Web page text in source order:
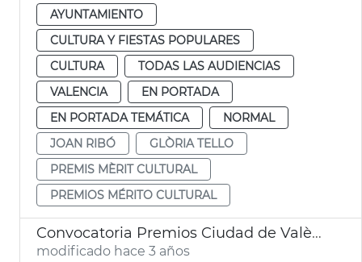
AYUNTAMIENTO
CULTURA Y FIESTAS POPULARES
CULTURA
TODAS LAS AUDIENCIAS
VALENCIA
EN PORTADA
EN PORTADA TEMÁTICA
NORMAL
JOAN RIBÓ
GLÒRIA TELLO
PREMIS MÈRIT CULTURAL
PREMIOS MÉRITO CULTURAL
Convocatoria Premios Ciudad de València
modificado hace 3 años